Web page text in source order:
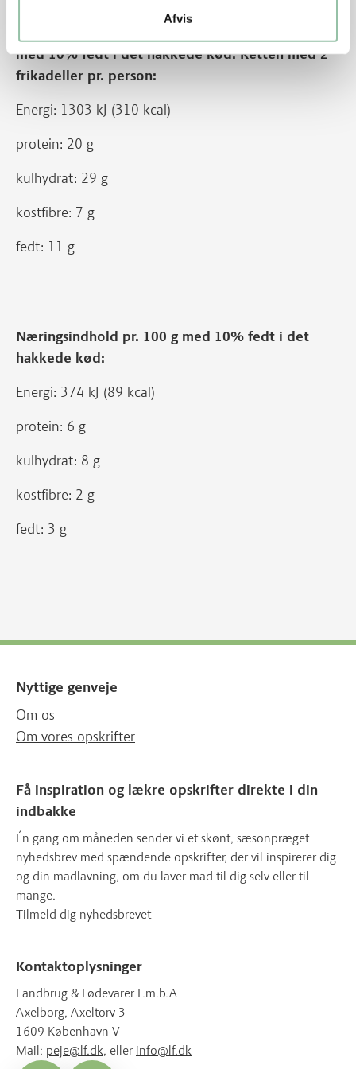
Afvis
med 10% fedt i det hakkede kød. Retten med 2
frikadeller pr. person:
Energi: 1303 kJ (310 kcal)
protein: 20 g
kulhydrat: 29 g
kostfibre: 7 g
fedt: 11 g
Næringsindhold pr. 100 g med 10% fedt i det
hakkede kød:
Energi: 374 kJ (89 kcal)
protein: 6 g
kulhydrat: 8 g
kostfibre: 2 g
fedt: 3 g
Nyttige genveje
Om os
Om vores opskrifter
Få inspiration og lækre opskrifter direkte i din
indbakke
Én gang om måneden sender vi et skønt, sæsonpræget
nyhedsbrev med spændende opskrifter, der vil inspirerer dig
og din madlavning, om du laver mad til dig selv eller til
mange.
Tilmeld dig nyhedsbrevet
Kontaktoplysninger
Landbrug & Fødevarer F.m.b.A
Axelborg, Axeltorv 3
1609 København V
Mail: peje@lf.dk, eller info@lf.dk